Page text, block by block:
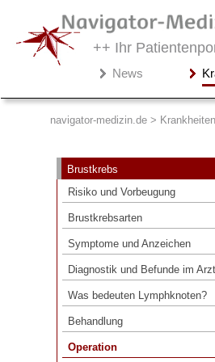
++ Ihr
News
navigator-medizin.de > Krankheiten
Brustkrebs
Risiko und Vorbeugung
Brustkrebsarten
Symptome und Anzeichen
Diagnostik und Befunde im
Was bedeuten Lymphknoten?
Behandlung
Operation
Navigator-
▾
Krankheiten
Brustkrebs
Risiko und Vorbeugung
Brustkrebsarten
Symptome und Anzeichen
Diagnostik und Befunde im Arztbrief
Was bedeuten Lymphknoten?
Behandlung
Operation
Wann wird Brustkrebs operiert und